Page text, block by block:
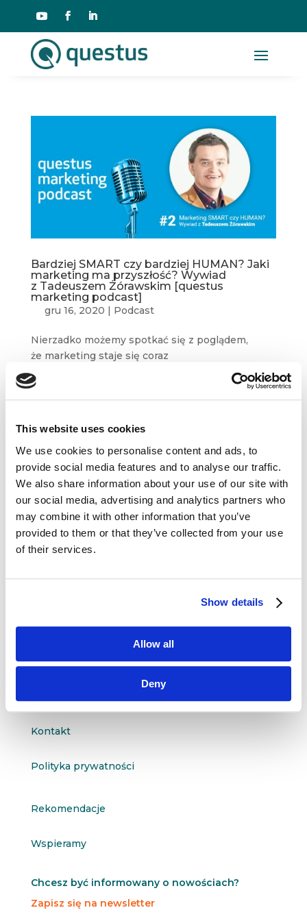
This website uses cookies
We use cookies to personalise content and ads, to
provide social media features and to analyse our traffic.
We also share information about your use of our site with
our social media, advertising and analytics partners who
may combine it with other information that you’ve
provided to them or that they’ve collected from your use
of their services.
Show details
Allow all
Deny
Bardziej SMART czy bardziej HUMAN? Jaki
marketing ma przyszłość? Wywiad
z Tadeuszem Żórawskim [questus
marketing podcast]
gru 16, 2020 | Podcast
Nierzadko możemy spotkać się z poglądem,
że marketing staje się coraz
bardziej „odczłowieczony”. Nowe technologie
zdominowały tę dziedzinę. Myślenie
„narzędziami”, automatyzacja i optymalizacja
widzimy zlepek...
Dane kontaktowe
601 098 038
questus@questus.pl
Kontakt
Polityka prywatności
Rekomendacje
Wspieramy
Chcesz być informowany o nowościach?
Zapisz się na newsletter